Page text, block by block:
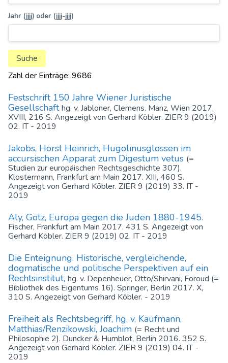
Jahr (jjjj) oder (jjjj-jjjj)
Zahl der Einträge: 9686
Festschrift 150 Jahre Wiener Juristische
Gesellschafthg. v. Jabloner, Clemens. Manz, Wien 2017.
XVIII, 216 S. Angezeigt von Gerhard Köbler. ZIER 9 (2019)
02. IT - 2019
Jakobs, Horst Heinrich, Hugolinusglossen im
accursischen Apparat zum Digestum vetus (=
Studien zur europäischen Rechtsgeschichte 307).
Klostermann, Frankfurt am Main 2017. XIII, 460 S.
Angezeigt von Gerhard Köbler. ZIER 9 (2019) 33. IT -
2019
Aly, Götz, Europa gegen die Juden 1880-1945.
Fischer, Frankfurt am Main 2017. 431 S. Angezeigt von
Gerhard Köbler. ZIER 9 (2019) 02. IT - 2019
Die Enteignung. Historische, vergleichende,
dogmatische und politische Perspektiven auf ein
Rechtsinstitut, hg. v. Depenheuer, Otto/Shirvani, Foroud (=
Bibliothek des Eigentums 16). Springer, Berlin 2017. X,
310 S. Angezeigt von Gerhard Köbler. - 2019
Freiheit als Rechtsbegriff, hg. v. Kaufmann,
Matthias/Renzikowski, Joachim (= Recht und
Philosophie 2). Duncker & Humblot, Berlin 2016. 352 S.
Angezeigt von Gerhard Köbler. ZIER 9 (2019) 04. IT -
2019